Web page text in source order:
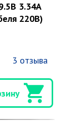
3.34А
220В)
3 отзыва